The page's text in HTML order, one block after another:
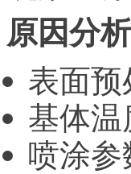
原因分析
表面预
基体
喷涂参